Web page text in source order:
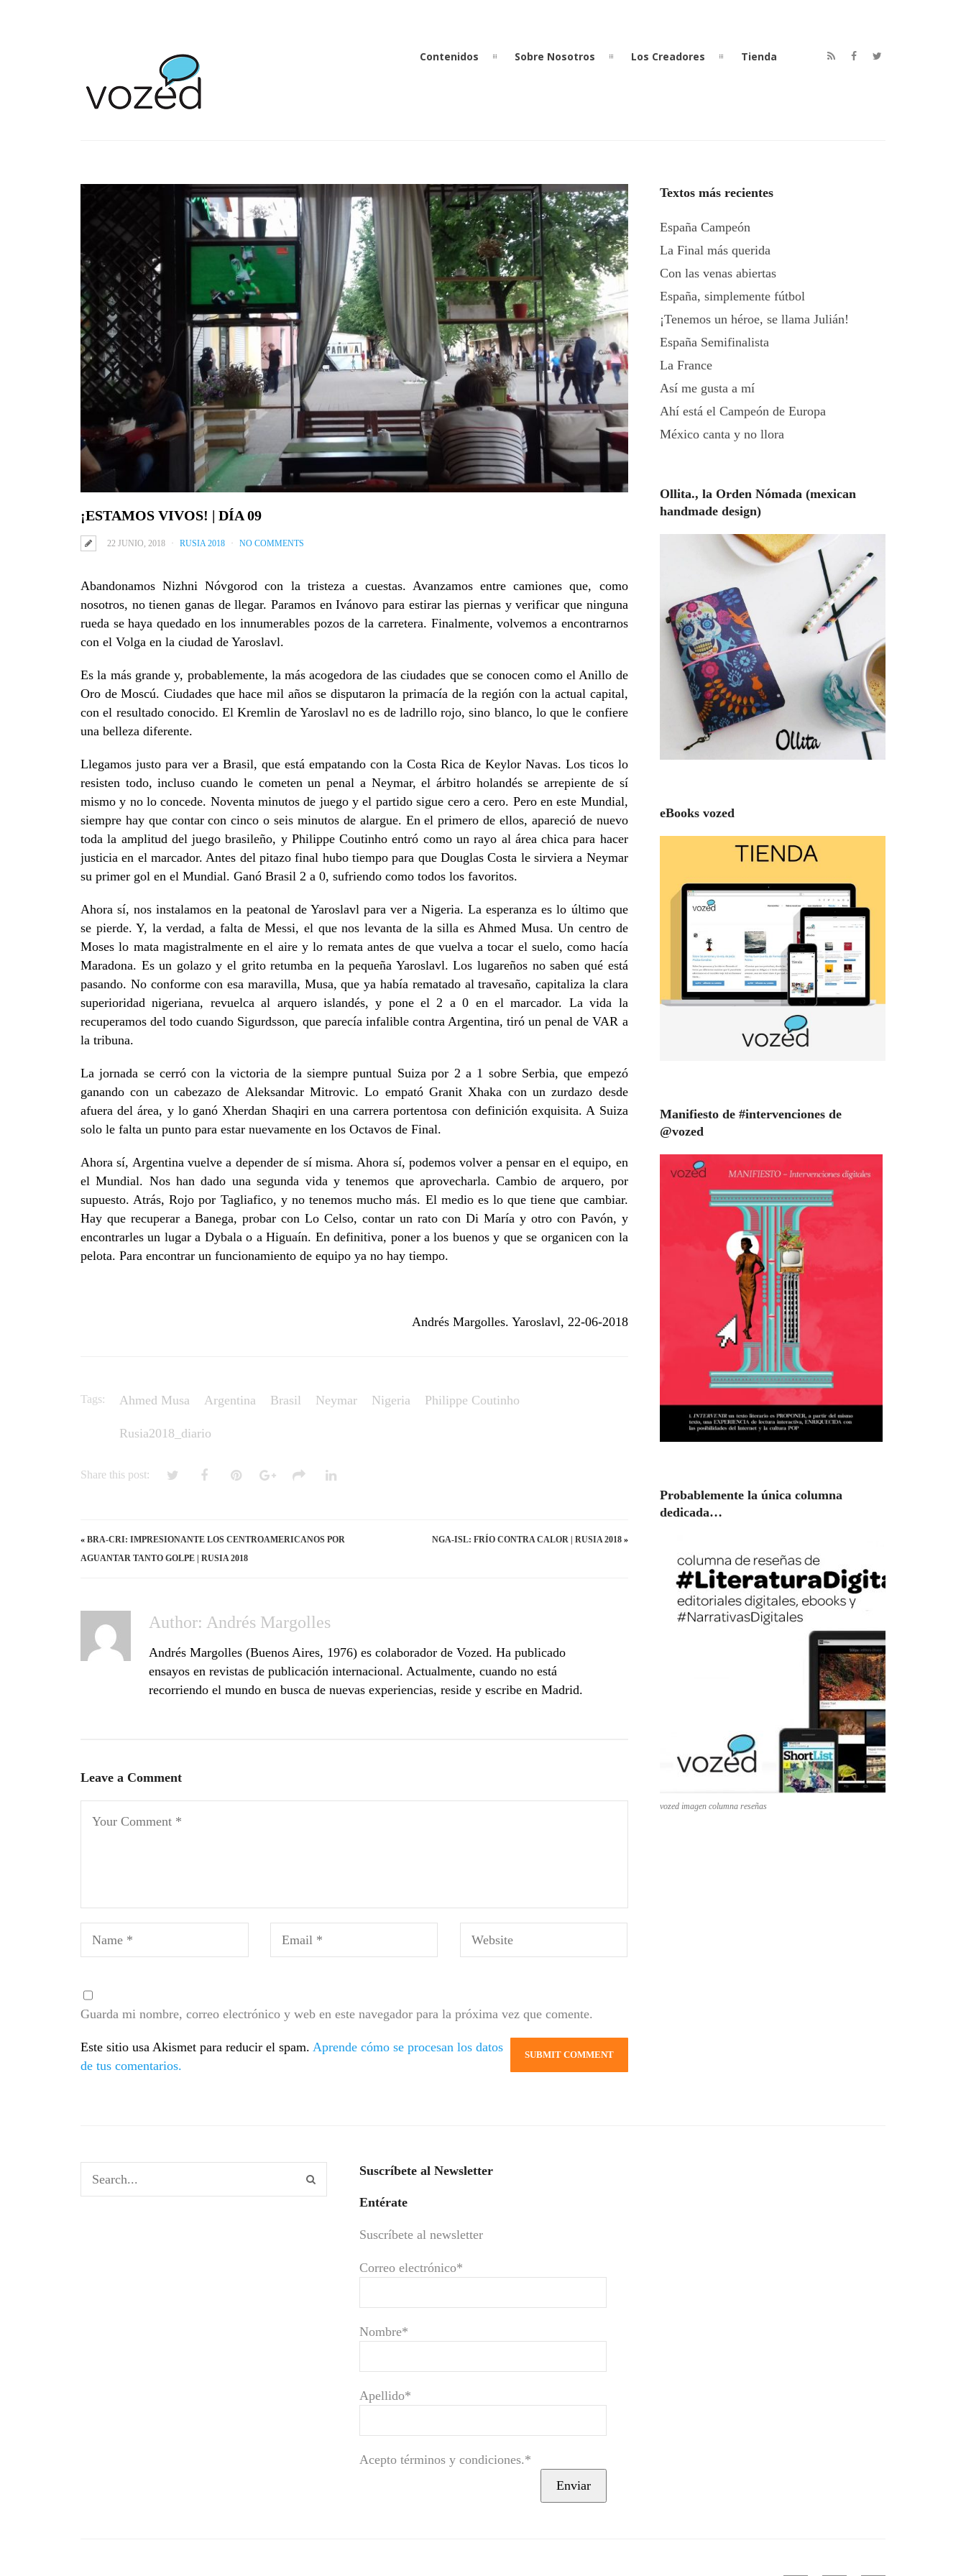
Contenidos Sobre Nosotros Los Creadores Tienda
¡ESTAMOS VIVOS! | DÍA 09
22 JUNIO, 2018 RUSIA 2018 NO COMMENTS
Abandonamos Nizhni Nóvgorod con la tristeza a cuestas. Avanzamos entre camiones que, como
nosotros, no tienen ganas de llegar. Paramos en Ivánovo para estirar las piernas y verificar que ninguna
rueda se haya quedado en los innumerables pozos de la carretera. Finalmente, volvemos a encontrarnos
con el Volga en la ciudad de Yaroslavl.
Es la más grande y, probablemente, la más acogedora de las ciudades que se conocen como el Anillo de
Oro de Moscú. Ciudades que hace mil años se disputaron la primacía de la región con la actual capital,
con el resultado conocido. El Kremlin de Yaroslavl no es de ladrillo rojo, sino blanco, lo que le confiere
una belleza diferente.
Llegamos justo para ver a Brasil, que está empatando con la Costa Rica de Keylor Navas. Los ticos lo
resisten todo, incluso cuando le cometen un penal a Neymar, el árbitro holandés se arrepiente de sí
mismo y no lo concede. Noventa minutos de juego y el partido sigue cero a cero. Pero en este Mundial,
siempre hay que contar con cinco o seis minutos de alargue. En el primero de ellos, apareció de nuevo
toda la amplitud del juego brasileño, y Philippe Coutinho entró como un rayo al área chica para hacer
justicia en el marcador. Antes del pitazo final hubo tiempo para que Douglas Costa le sirviera a Neymar
su primer gol en el Mundial. Ganó Brasil 2 a 0, sufriendo como todos los favoritos.
Ahora sí, nos instalamos en la peatonal de Yaroslavl para ver a Nigeria. La esperanza es lo último que
se pierde. Y, la verdad, a falta de Messi, el que nos levanta de la silla es Ahmed Musa. Un centro de
Moses lo mata magistralmente en el aire y lo remata antes de que vuelva a tocar el suelo, como hacía
Maradona. Es un golazo y el grito retumba en la pequeña Yaroslavl. Los lugareños no saben qué está
pasando. No conforme con esa maravilla, Musa, que ya había rematado al travesaño, capitaliza la clara
superioridad nigeriana, revuelca al arquero islandés, y pone el 2 a 0 en el marcador. La vida la
recuperamos del todo cuando Sigurdsson, que parecía infalible contra Argentina, tiró un penal de VAR a
la tribuna.
La jornada se cerró con la victoria de la siempre puntual Suiza por 2 a 1 sobre Serbia, que empezó
ganando con un cabezazo de Aleksandar Mitrovic. Lo empató Granit Xhaka con un zurdazo desde
afuera del área, y lo ganó Xherdan Shaqiri en una carrera portentosa con definición exquisita. A Suiza
solo le falta un punto para estar nuevamente en los Octavos de Final.
Ahora sí, Argentina vuelve a depender de sí misma. Ahora sí, podemos volver a pensar en el equipo, en
el Mundial. Nos han dado una segunda vida y tenemos que aprovecharla. Cambio de arquero, por
supuesto. Atrás, Rojo por Tagliafico, y no tenemos mucho más. El medio es lo que tiene que cambiar.
Hay que recuperar a Banega, probar con Lo Celso, contar un rato con Di María y otro con Pavón, y
encontrarles un lugar a Dybala o a Higuaín. En definitiva, poner a los buenos y que se organicen con la
pelota. Para encontrar un funcionamiento de equipo ya no hay tiempo.
Andrés Margolles. Yaroslavl, 22-06-2018
Tags: Ahmed Musa Argentina Brasil Neymar Nigeria Philippe Coutinho
Rusia2018_diario
Share this post:
« BRA-CRI: IMPRESIONANTE LOS CENTROAMERICANOS POR
AGUANTAR TANTO GOLPE | RUSIA 2018
NGA-ISL: FRÍO CONTRA CALOR | RUSIA 2018»
Author: Andrés Margolles
Andrés Margolles (Buenos Aires, 1976) es colaborador de Vozed. Ha publicado
ensayos en revistas de publicación internacional. Actualmente, cuando no está
recorriendo el mundo en busca de nuevas experiencias, reside y escribe en Madrid.
Leave a Comment
Guarda mi nombre, correo electrónico y web en este navegador para la próxima vez que comente.
Este sitio usa Akismet para reducir el spam. Aprende cómo se procesan los datos
de tus comentarios.
Textos más recientes
España Campeón
La Final más querida
Con las venas abiertas
España, simplemente fútbol
¡Tenemos un héroe, se llama Julián!
España Semifinalista
La France
Así me gusta a mí
Ahí está el Campeón de Europa
México canta y no llora
Ollita., la Orden Nómada (mexican
handmade design)
eBooks vozed
Manifiesto de #intervenciones de
@vozed
Probablemente la única columna
dedicada…
vozed imagen columna reseñas
Suscríbete al Newsletter
Entérate
Suscríbete al newsletter
Correo electrónico*
Nombre*
Apellido*
Acepto términos y condiciones.*